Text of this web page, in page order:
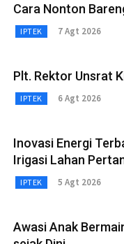
Cara Nonton
IPTEK 7 Agt 2026
Plt. Rektor Unsrat
IPTEK 6 Agt 2026
Inovasi Energi
Irigasi Lahan
IPTEK 5 Agt 2026
Awasi Anak